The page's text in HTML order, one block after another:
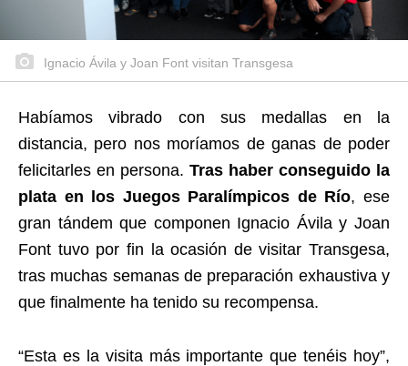
Ignacio Ávila y Joan Font visitan Transgesa
Habíamos vibrado con sus medallas en la
distancia, pero nos moríamos de ganas de poder
felicitarles en persona. Tras haber conseguido la
plata en los Juegos Paralímpicos de Río, ese
gran tándem que componen Ignacio Ávila y Joan
Font tuvo por fin la ocasión de visitar Transgesa,
tras muchas semanas de preparación exhaustiva y
que finalmente ha tenido su recompensa.
“Esta es la visita más importante que tenéis hoy”,